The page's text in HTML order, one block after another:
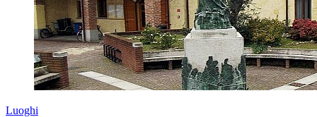
Luoghi